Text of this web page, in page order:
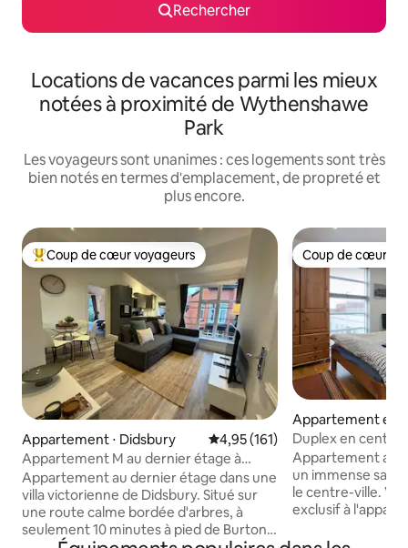
Rechercher
Locations de vacances parmi les mieux
notées à proximité de Wythenshawe
Park
Les voyageurs sont unanimes : ces logements sont très
bien notés en termes d'emplacement, de propreté et
plus encore.
Coups de cœur voyageurs les plus appréciés
Coup de cœur voyageurs
Appartement ⋅ Didsbury Évaluation moyenne sur la
4,95 (161)
Appartement M au dernier étage à
Didsbury
Appartement au dernier étage dans une
villa victorienne de Didsbury. Situé sur
une route calme bordée d'arbres, à
seulement 10 minutes à pied de Burton
Coup de cœur
Coup de cœur
Appartement en
⋅ Grand
Duplex en
Appartement au
un immense
le centre-ville. Vous avez un accès
exclusif à
alors attendez-